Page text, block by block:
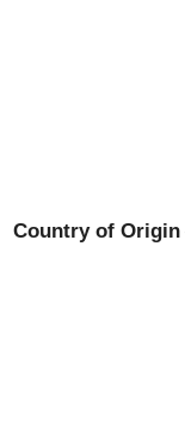
Country of Origin